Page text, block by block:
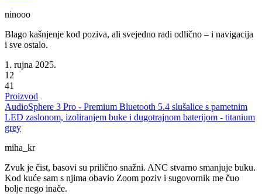
ninooo
Blago kašnjenje kod poziva, ali svejedno radi odlično – i navigacija
i sve ostalo.
1. rujna 2025.
12
41
Proizvod
AudioSphere 3 Pro - Premium Bluetooth 5.4 slušalice s pametnim
LED zaslonom, izoliranjem buke i dugotrajnom baterijom - titanium
grey
miha_kr
Zvuk je čist, basovi su prilično snažni. ANC stvarno smanjuje buku.
Kod kuće sam s njima obavio Zoom poziv i sugovornik me čuo
bolje nego inače.